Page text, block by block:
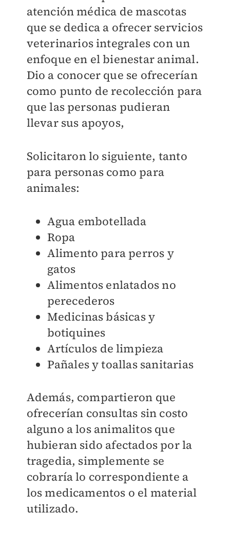
atención médica de mascotas
que se dedica a ofrecer servicios
veterinarios integrales con un
enfoque en el bienestar animal.
Dio a conocer que se ofrecerían
como punto de recolección para
que las personas pudieran
llevar sus apoyos,
Solicitaron lo siguiente, tanto
para personas como para
animales:
Agua embotellada
Ropa
Alimento para perros y
gatos
Alimentos enlatados no
perecederos
Medicinas básicas y
botiquines
Artículos de limpieza
Pañales y toallas sanitarias
Además, compartieron que
ofrecerían consultas sin costo
alguno a los animalitos que
hubieran sido afectados por la
tragedia, simplemente se
cobraría lo correspondiente a
los medicamentos o el material
utilizado.